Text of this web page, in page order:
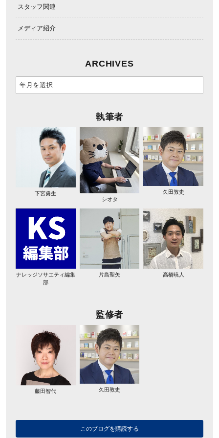
スタッフ関連
メディア紹介
ARCHIVES
執筆者
下宮勇生
シオタ
久田敦史
ナレッジソサエティ編集
部
片島聖矢 高橋暁人
監修者
藤田智代 久田敦史
このブログを購読する